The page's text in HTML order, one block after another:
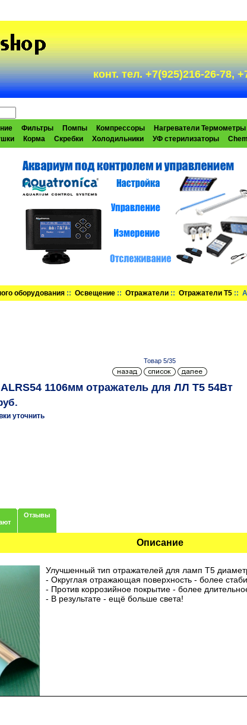
конт. тел. +7(925)216-26-78,
Фильтры Помпы Компрессоры Нагреватели Термометры
Корма Скребки Холодильники УФ стерилизаторы
оборудования ::Освещение ::Отражатели ::Отражатели T5 ::
Товар 5/35
1106мм отражатель для ЛЛ T5 54Вт
уточнить
Отзывы
Описание
Улучшенный тип отражателей для ламп Т5
- Округлая отражающая поверхность - более
- Против коррозийное покрытие - более
- В результате - ещё больше света!